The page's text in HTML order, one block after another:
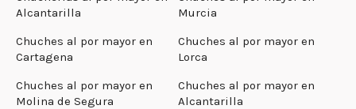
Alcantarilla
Murcia
Chuches al por mayor en
Cartagena
Chuches al por mayor en
Lorca
Chuches al por mayor en
Molina de Segura
Chuches al por mayor en
Alcantarilla